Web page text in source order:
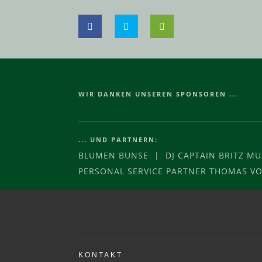
WIR DANKEN UNSEREN SPONSOREN ...
... UND PARTNERN:
BLUMEN BUNSE | DJ CAPTAIN BRITZ
PERSONAL SERVICE PARTNER
KONTAKT